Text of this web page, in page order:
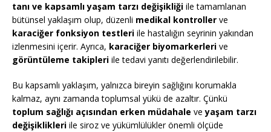
tanı ve kapsamlı yaşam tarzı değişikliği ile tamamlanan
bütünsel yaklaşım olup, düzenli medikal kontroller ve
karaciğer fonksiyon testleri ile hastalığın seyrinin yakından
izlenmesini içerir. Ayrıca, karaciğer biyomarkerleri ve
görüntüleme takipleri ile tedavi yanıtı değerlendirilebilir.
Bu kapsamlı yaklaşım, yalnızca bireyin sağlığını korumakla
kalmaz, aynı zamanda toplumsal yükü de azaltır. Çünkü
toplum sağlığı açısından erken müdahale veyaşam tarzı
değişiklikleri ile siroz ve yükümlülükler önemli ölçüde